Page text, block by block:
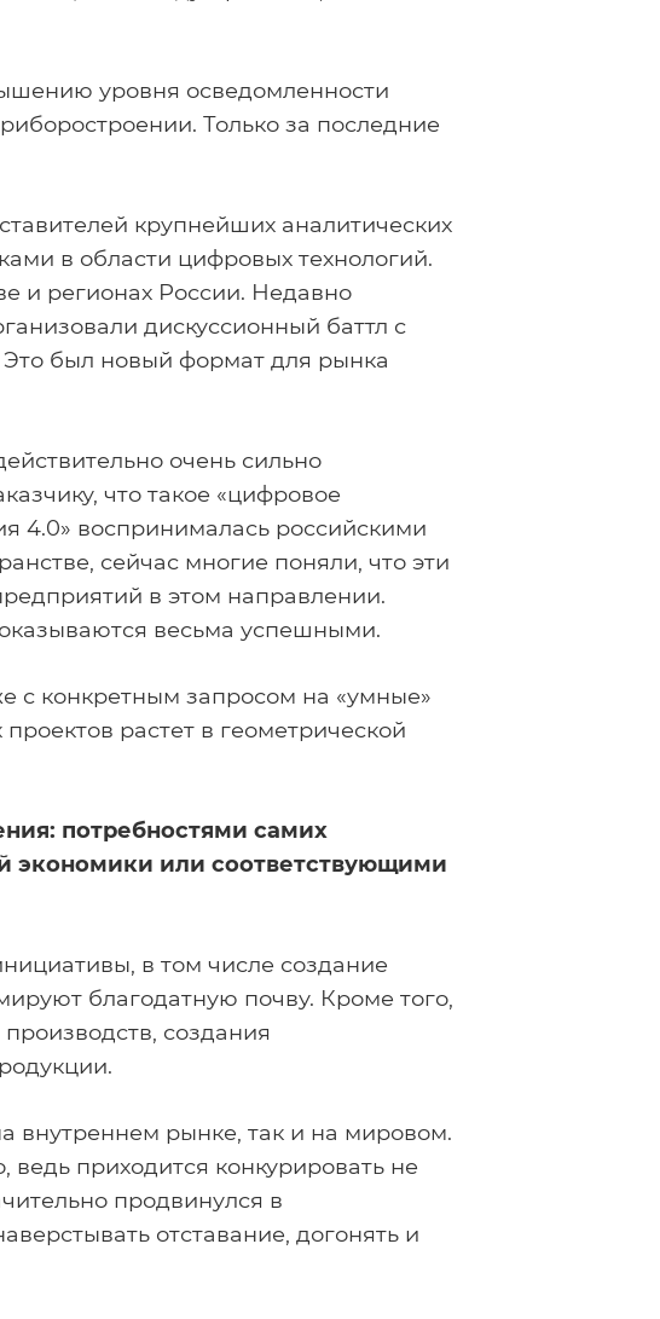
уровня осведомленности
Только за последние
крупнейших аналитических
в области цифровых технологий.
и регионах России. Недавно
дискуссионный баттл с
был новый формат для рынка
очень сильно
что такое «цифровое
4.0» воспринималась российскими
сейчас многие поняли, что эти
в этом направлении.
весьма успешными.
с конкретным запросом на «умные»
растет в геометрической
потребностями самих
экономики или соответствующими
в том числе создание
благодатную почву. Кроме того,
создания
внутреннем рынке, так и на мировом.
приходится конкурировать не
продвинулся в
отставание, догонять и